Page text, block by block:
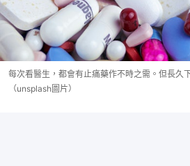
每次看醫生，都會有止痛藥作不時之需。但長久
（unsplash圖片）